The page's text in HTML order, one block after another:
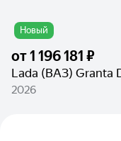
Новый
от1 196 181 ₽
2026